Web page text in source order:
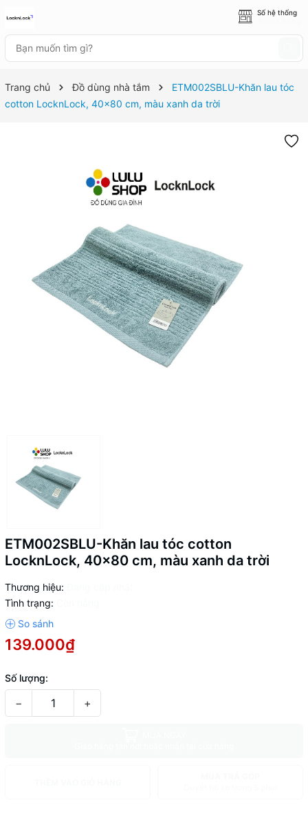
Số hệ thống
Trang chủ Đồ dùng nhà tắm
ETM002SBLU-Khăn lau tóc
cotton LocknLock, 40x80 cm, màu xanh da trời
ETM002SBLU-Khăn lau tóc cotton
LocknLock, 40x80 cm, màu xanh da trời
Thương hiệu:
Tình trạng:
139.000₫
Số lượng:
− +